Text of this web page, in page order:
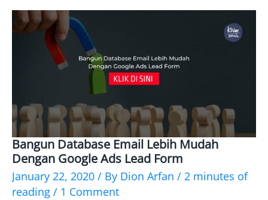
Bangun Database Email Lebih Mudah
Dengan Google Ads Lead Form
January 22, 2020 / By Dion Arfan / 2 minutes of
reading / 1 Comment
Bangun
Database
Email